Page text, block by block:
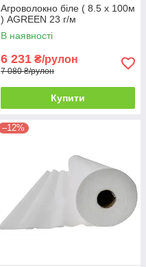
Агроволокно біле ( 8.5 х 100м
) AGREEN 23 г/м
В наявності
6 231 ₴/рулон
7 080 ₴/рулон
Купити
–12%